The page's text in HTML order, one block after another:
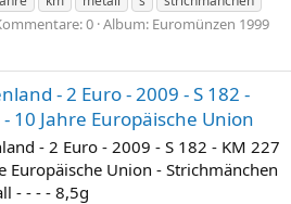
0 Album: Euromünzen 1999
- 2 Euro - 2009 - S 182 -
10 Jahre Europäische Union
- 2 Euro - 2009 - S 182 - KM 227
Europäische Union - Strichmänchen
- - - - 8,5g